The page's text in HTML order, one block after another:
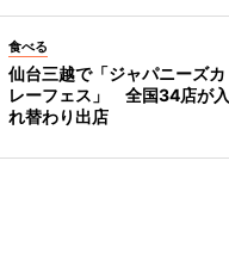
食べる
仙台三越で「ジャパニーズカ
レーフェス」 全国34店が入
れ替わり出店